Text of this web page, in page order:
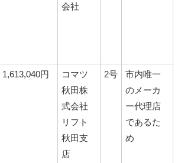
会社
1,613,040円
コマツ
秋田株
式会社
リフト
秋田支
店
2号
市内唯一
のメーカ
ー代理店
であるた
め